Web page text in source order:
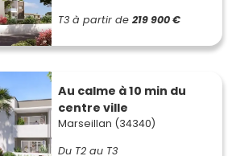
T3 à partir de 219 900 €
Au calme à 10 min du
centre ville
Marseillan (34340)
Du T2 au T3